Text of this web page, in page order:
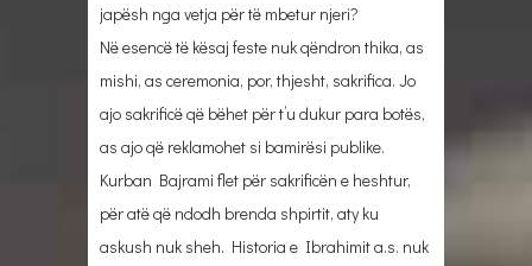
japësh nga vetja për të mbetur njeri?
Në esencë të kësaj feste nuk qëndron thika, as
mishi, as ceremonia, por, thjesht, sakrifica. Jo
ajo sakrificë që bëhet për t’u dukur para botës,
as ajo që reklamohet si bamirësi publike.
Kurban Bajrami flet për sakrificën e heshtur,
për atë që ndodh brenda shpirtit, aty ku
askush nuk sheh. Historia e Ibrahimit a.s. nuk